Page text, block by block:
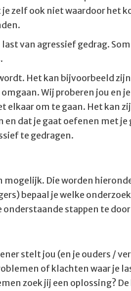
zelf ook niet waardoor het
van agressief gedrag.
Het kan bijvoorbeeld
Wij proberen jou en
elkaar om te gaan. Het kan
dat je gaat oefenen met je
te gedragen.
Die worden
bepaal je welke
stappen te
stelt jou (en je ouders /
of klachten waar je
zoek jij een oplossing?